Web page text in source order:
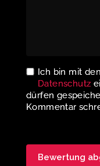
Ich bin mit
Datenschutz
dürfen
Kommentar